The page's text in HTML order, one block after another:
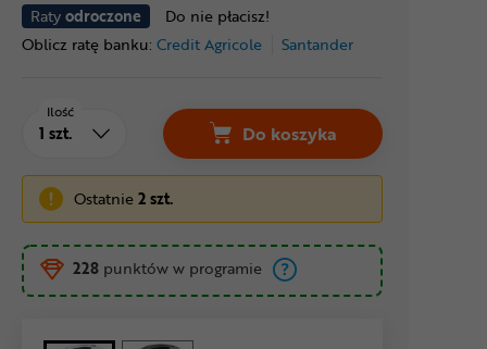
Ratyodroczone
Do nie płacisz!
Oblicz ratę banku: Credit Agricole Santander
Ilość
Do koszyka
Ostatnie2 szt.
228 punktów w programie